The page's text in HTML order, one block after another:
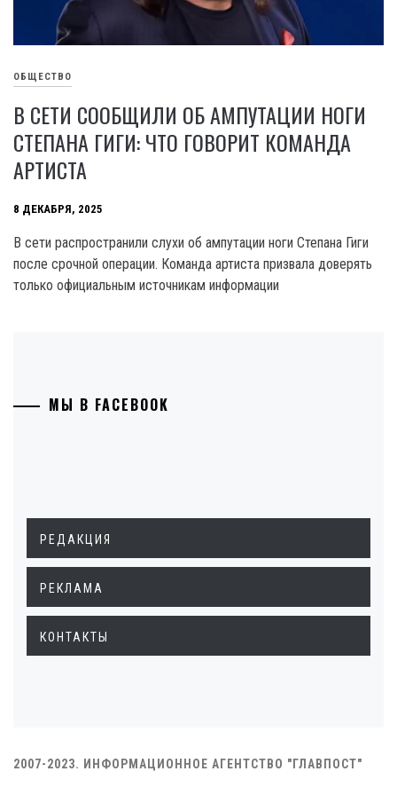
ОБЩЕСТВО
В СЕТИ СООБЩИЛИ ОБ АМПУТАЦИИ НОГИ
СТЕПАНА ГИГИ: ЧТО ГОВОРИТ КОМАНДА
АРТИСТА
8 ДЕКАБРЯ, 2025
В сети распространили слухи об ампутации ноги Степана Гиги
после срочной операции. Команда артиста призвала доверять
только официальным источникам информации
МЫ В FACEBOOK
РЕДАКЦИЯ
РЕКЛАМА
КОНТАКТЫ
2007-2023. ИНФОРМАЦИОННОЕ АГЕНТСТВО "ГЛАВПОСТ"